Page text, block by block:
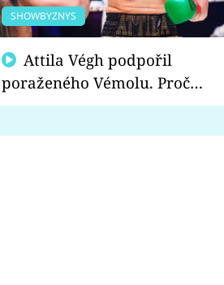
SHOWBYZNYS
poraženého Vémolu. Proč
chce raději zápasit s ním než